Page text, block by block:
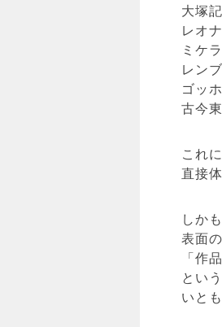
大塚
レオ
ミケ
レン
ゴッ
古今
これ
直接
しか
表面
「作
とい
いと